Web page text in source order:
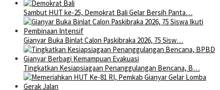
Sambut HUT ke-25, Demokrat Bali Gelar Bersih Panta…
Gianyar Buka Binlat Calon Paskibraka 2026, 75 Sisw…
Tingkatkan Kesiapsiagaan Penanggulangan Bencana, B…